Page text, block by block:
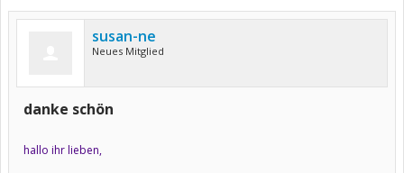
susan-ne
Neues Mitglied
danke schön
hallo ihr lieben,